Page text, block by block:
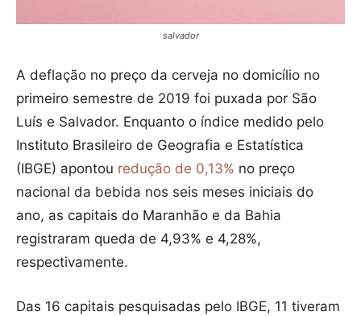
salvador
A deflação no preço da cerveja no domicílio no
primeiro semestre de 2019 foi puxada por São
Luís e Salvador. Enquanto o índice medido pelo
Instituto Brasileiro de Geografia e Estatística
(IBGE) apontou redução de 0,13% no preço
nacional da bebida nos seis meses iniciais do
ano, as capitais do Maranhão e da Bahia
registraram queda de 4,93% e 4,28%,
respectivamente.
Das 16 capitais pesquisadas pelo IBGE, 11 tiveram